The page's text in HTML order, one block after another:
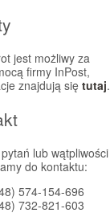
jest możliwy za
firmy InPost,
znajdują się tutaj.
lub wątpliwości
do kontaktu:
574-154-696
732-821-603